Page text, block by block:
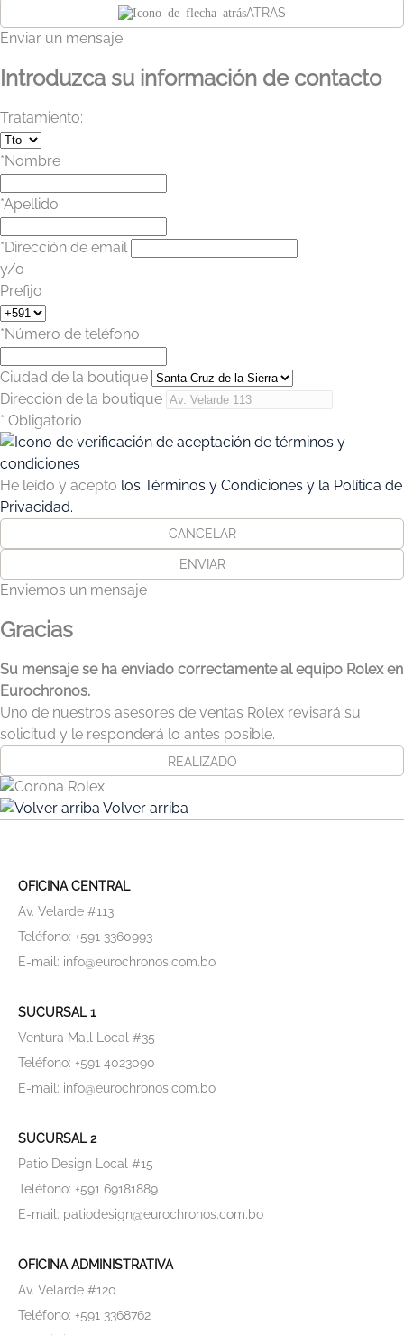
ATRAS
Enviar un mensaje
Introduzca su información de contacto
Tratamiento:
*Nombre
*Apellido
*Dirección de email
y/o
Prefijo
*Número de teléfono
Ciudad de la boutique
Dirección de la boutique
* Obligatorio
He leído y acepto los Términos y Condiciones y la Política de
Privacidad.
CANCELAR
ENVIAR
Enviemos un mensaje
Gracias
Su mensaje se ha enviado correctamente al equipo Rolex en
Eurochronos.
Uno de nuestros asesores de ventas Rolex revisará su
solicitud y le responderá lo antes posible.
REALIZADO
Volver arriba
OFICINA CENTRAL
Av. Velarde #113
Teléfono: +591 3360993
E-mail: info@eurochronos.com.bo
SUCURSAL 1
Ventura Mall Local #35
Teléfono: +591 4023090
E-mail: info@eurochronos.com.bo
SUCURSAL 2
Patio Design Local #15
Teléfono: +591 69181889
E-mail: patiodesign@eurochronos.com.bo
OFICINA ADMINISTRATIVA
Av. Velarde #120
Teléfono: +591 3368762